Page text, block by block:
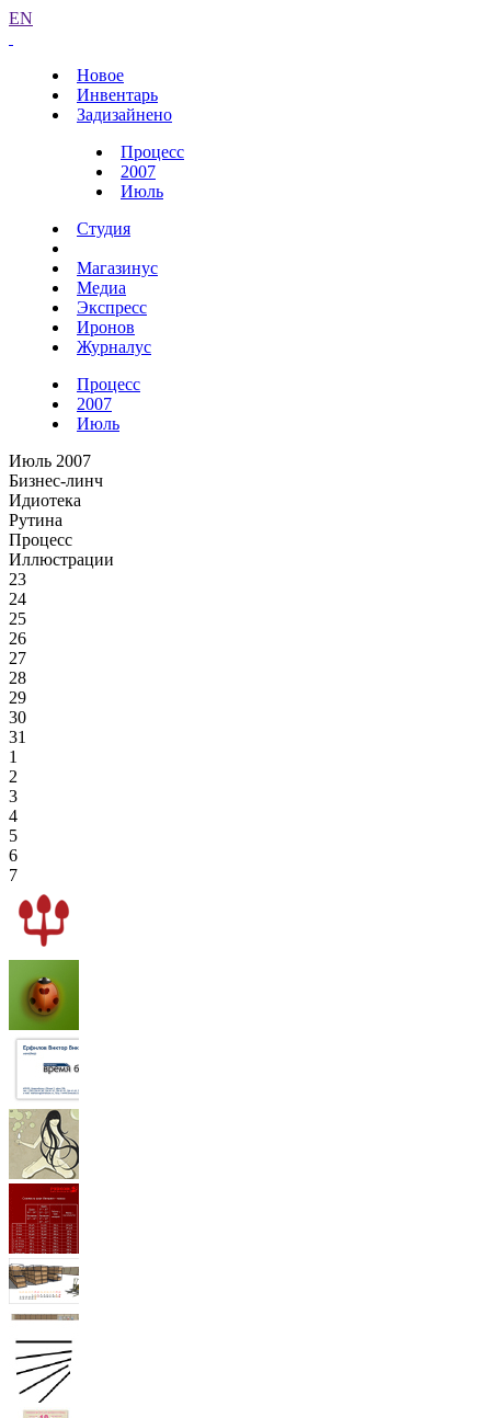
EN
Новое
Инвентарь
Задизайнено
Процесс
2007
Июль
Студия
Магазинус
Медиа
Экспресс
Иронов
Журналус
Процесс
2007
Июль
Июль 2007
Бизнес-линч
Идиотека
Рутина
Процесс
Иллюстрации
23
24
25
26
27
28
29
30
31
1
2
3
4
5
6
7